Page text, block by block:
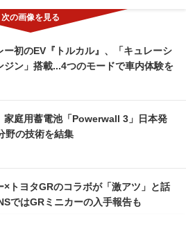
ー初のEV『トルカル』、「キュレーシ
ジン」搭載...4つのモードで車内体験を
家庭用蓄電池「Powerwall 3」日本発
野の技術を結集
×トヨタGRのコラボが「激アツ」と話
ではGRミニカーの入手報告も